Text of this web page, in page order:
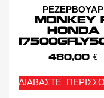
ΡΕΖΕΡΒΟΥΑΡ
MONKEY
HONDA
480,00 €
ΔΙΑΒΆΣΤΕ